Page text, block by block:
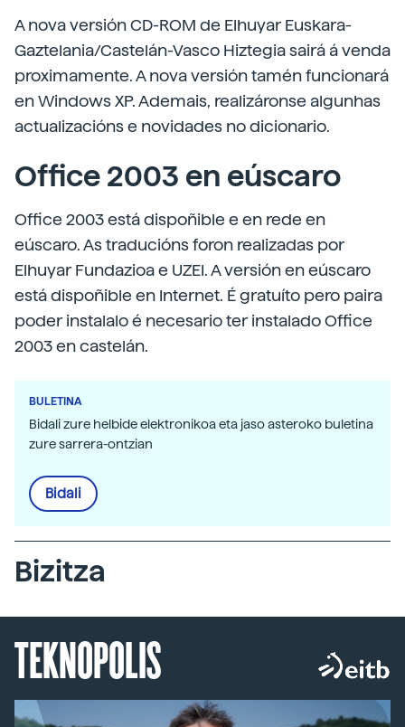
A nova versión CD-ROM de Elhuyar Euskara-
Gaztelania/Castelán-Vasco Hiztegia sairá á venda
proximamente. A nova versión tamén funcionará
en Windows XP. Ademais, realizáronse algunhas
actualizacións e novidades no dicionario.
Office 2003 en eúscaro
Office 2003 está dispoñible e en rede en
eúscaro. As traducións foron realizadas por
Elhuyar Fundazioa e UZEI. A versión en eúscaro
está dispoñible en Internet. É gratuíto pero paira
poder instalalo é necesario ter instalado Office
2003 en castelán.
BULETINA
Bidali zure helbide elektronikoa eta jaso asteroko buletina
zure sarrera-ontzian
Bidali
Bizitza
TEKNOPOLIS